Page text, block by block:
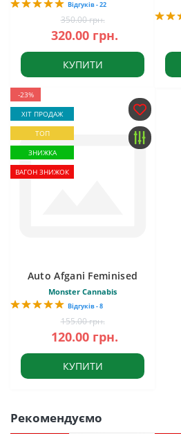
Відгуків - 22
350.00 грн.
320.00 грн.
КУПИТИ
-23%
ХІТ ПРОДАЖ
ТОП
ЗНИЖКА
ВАГОН ЗНИЖОК
Auto Afgani Feminised
Monster Cannabis
Відгуків - 8
155.00 грн.
120.00 грн.
КУПИТИ
Рекомендуємо